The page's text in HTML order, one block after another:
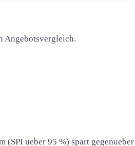
Angebotsvergleich.
(SPI ueber 95 %) spart gegenueber